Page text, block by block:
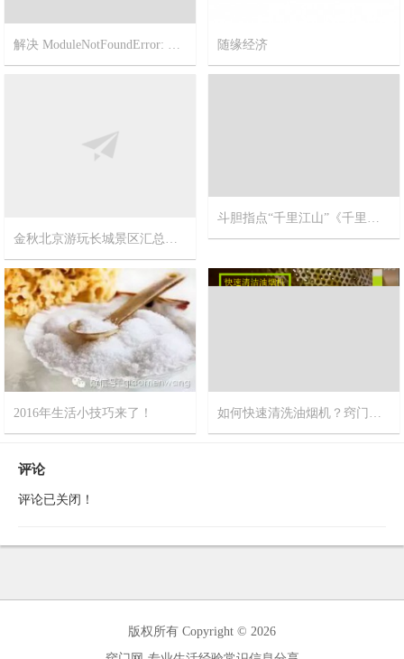
随缘经济
2017-10-11 9
斗胆指点“千里江山”《千里江山图》北宋宫廷画师王希孟作品
2016年生活小技巧来了！
评论
评论已关闭！
版权所有 Copyright © 2026